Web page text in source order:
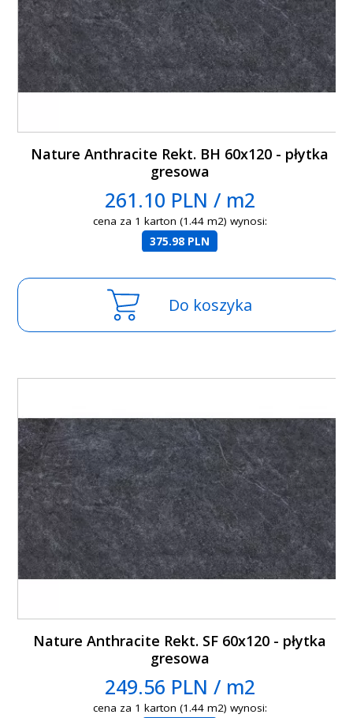
Nature Anthracite Rekt. BH 60x120 - płytka
gresowa
261.10 PLN / m2
cena za 1 karton (1.44 m2) wynosi:
375.98 PLN
Do koszyka
Nature Anthracite Rekt. SF 60x120 - płytka
gresowa
249.56 PLN / m2
cena za 1 karton (1.44 m2) wynosi: